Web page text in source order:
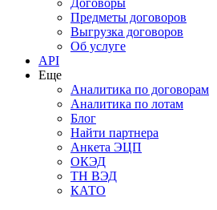
Договоры
Предметы договоров
Выгрузка договоров
Об услуге
API
Еще
Аналитика по договорам
Аналитика по лотам
Блог
Найти партнера
Анкета ЭЦП
ОКЭД
ТН ВЭД
КАТО